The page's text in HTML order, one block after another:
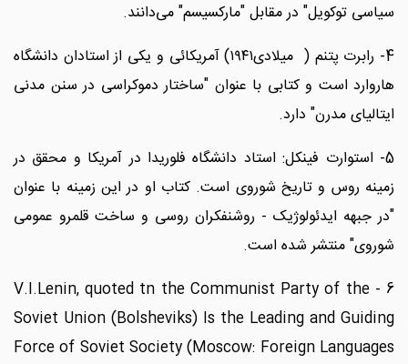
سیاسی توکویل" در مقابل "مارکسیسم" می‌دانند.
4- رابرت پتنم ( میلادی۱۹۴۱) آمریکائی و یکی از استادان دانشگاه
هاروارد است و کتابی با عنوان "ساختار دموکراسی در سنن مدنی
ایتالیای مدرن" دارد.
5- استوارت فینکل: استاد دانشگاه فلوریدا در آمریکا و محقق در
زمینه روس و تاریخ شوروی است. کتاب او در این زمینه با عنوان
"در جبهه ایدئولوژیک - روشنفکران روسی و ساخت قلمرو عمومی
شوروی" منتشر شده است.
6 - V.I.Lenin, quoted tn the Communist Party of the
Soviet Union (Bolsheviks) Is the Leading and Guiding
Force of Soviet Society (Moscow: Foreign Languages